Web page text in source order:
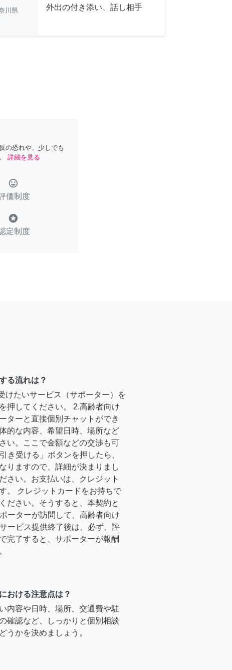
川県 外出の付き添い、話し相手
の恐れや、少しでも
詳細を見る
tag_faces
価制度
stars
定制度
る流れは？
けたいサービス（サポーター）を
押してください。 2.高齢者向け
ターと直接個別チャットができ
的な内容、希望日時、場所など
い。ここで金額などの交渉も可
き受ける」ボタンを押したら、
りますので、詳細が決まりまし
さい。お支払いは、クレジット
。 クレジットカードをお持ちで
ださい。そうすると、本契約と
ーターが訪問して、高齢者向け
ービス提供終了後は、必ず、評
完了すると、サポーターが報酬
おける注意点は？
内容や日時、場所、交通費や駐
確認など、しっかりと個別相談
うかを決めましょう。